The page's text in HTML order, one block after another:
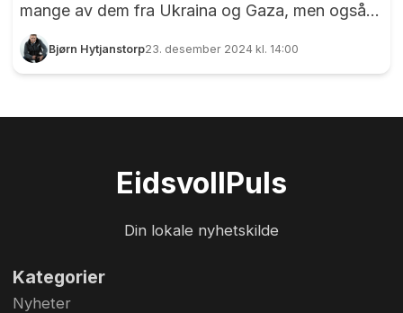
mange av dem fra Ukraina og Gaza, men også
fra lokalmiljøet. Det var tilfelle da Pinsekirken
Håpet, i samarbeid med Ankerplassen og
Bjørn Hytjanstorp23. desember 2024 kl. 14:00
EidsvollPuls
Din lokale nyhetskilde
Kategorier
Nyheter